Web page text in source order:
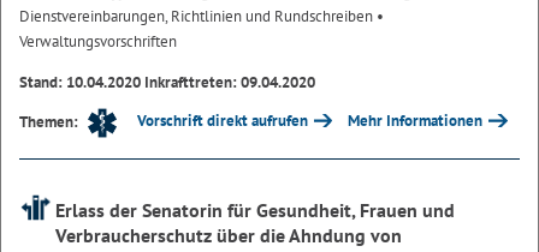
Dienstvereinbarungen, Richtlinien und Rundschreiben •
Verwaltungsvorschriften
Stand: 10.04.2020 Inkrafttreten: 09.04.2020
Themen:
Vorschrift direkt aufrufen Mehr Informationen
Erlass der Senatorin für Gesundheit, Frauen und
Verbraucherschutz über die Ahndung von